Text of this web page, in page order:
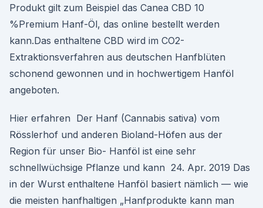
Produkt gilt zum Beispiel das Canea CBD 10
%Premium Hanf-Öl, das online bestellt werden
kann.Das enthaltene CBD wird im CO2-
Extraktionsverfahren aus deutschen Hanfblüten
schonend gewonnen und in hochwertigem Hanföl
angeboten.
Hier erfahren Der Hanf (Cannabis sativa) vom
Rösslerhof und anderen Bioland-Höfen aus der
Region für unser Bio- Hanföl ist eine sehr
schnellwüchsige Pflanze und kann 24. Apr. 2019 Das
in der Wurst enthaltene Hanföl basiert nämlich — wie
die meisten hanfhaltigen „Hanfprodukte kann man